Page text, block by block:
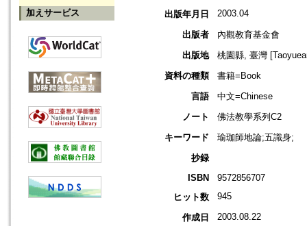
加えサービス
出版年月日
2003.04
出版者
內觀教育基金會
出版地
桃園縣, 臺灣
資料の種類
書籍=Book
言語
中文=Chinese
ノート
佛法教學系列C2
キーワード
瑜珈師地論;五識身;
抄録
ISBN
9572856707
ヒット数
945
作成日 2003.08.22